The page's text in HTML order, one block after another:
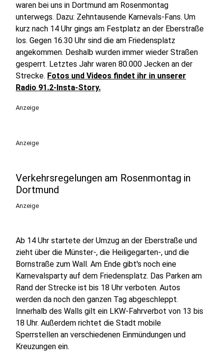
waren bei uns in Dortmund am Rosenmontag
unterwegs. Dazu: Zehntausende Karnevals-Fans. Um
kurz nach 14 Uhr gings am Festplatz an der Eberstraße
los. Gegen 16.30 Uhr sind die am Friedensplatz
angekommen. Deshalb wurden immer wieder Straßen
gesperrt. Letztes Jahr waren 80.000 Jecken an der
Strecke. Fotos und Videos findet ihr in unserer
Radio 91.2-Insta-Story.
Anzeige
Anzeige
Verkehrsregelungen am Rosenmontag in
Dortmund
Anzeige
Ab 14 Uhr startete der Umzug an der Eberstraße und
zieht über die Münster-, die Heiligegarten-, und die
Bornstraße zum Wall. Am Ende gibt's noch eine
Karnevalsparty auf dem Friedensplatz. Das Parken am
Rand der Strecke ist bis 18 Uhr verboten. Autos
werden da noch den ganzen Tag abgeschleppt.
Innerhalb des Walls gilt ein LKW-Fahrverbot von 13 bis
18 Uhr. Außerdem richtet die Stadt mobile
Sperrstellen an verschiedenen Einmündungen und
Kreuzungen ein.